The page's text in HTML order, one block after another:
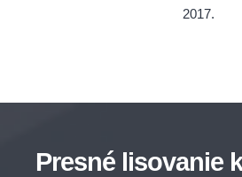
2017.
Presné lisovanie